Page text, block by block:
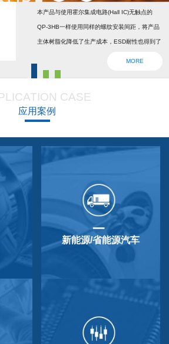
本产品与使用霍尔集成电路(Hall IC)无触点的
QP-3HB一样使用同样的螺纹安装间距，将产品
主体树脂化降低了生产成本，ESD耐性也得到了
设回位弹簧，防震动防撞击功能强大，防尘防
QP-3HB标准相同。本产品在游船、铲运车的遥
控手柄、卡车离合器和换挡等方面要求较高的领
MORE
CASE
应用案例
新能源/省能源汽车